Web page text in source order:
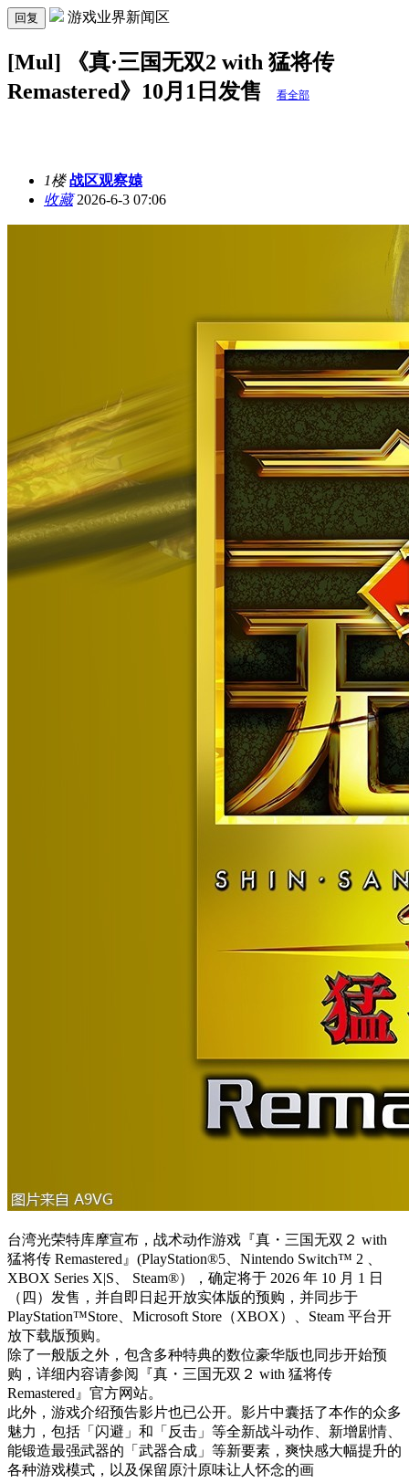
回复 游戏业界新闻区
[Mul] 《真·三国无双2 with 猛将传
Remastered》10月1日发售
看全部
1楼 战区观察媴
收藏2026-6-3 07:06
台湾光荣特库摩宣布，战术动作游戏『真・三国无双２ with
猛将传 Remastered』(PlayStation®5、Nintendo Switch™ 2 、
XBOX Series X|S、 Steam®），确定将于 2026 年 10 月 1 日
（四）发售，并自即日起开放实体版的预购，并同步于
PlayStation™Store、Microsoft Store（XBOX）、Steam 平台开
放下载版预购。
除了一般版之外，包含多种特典的数位豪华版也同步开始预
购，详细内容请参阅『真・三国无双２ with 猛将传
Remastered』官方网站。
此外，游戏介绍预告影片也已公开。影片中囊括了本作的众多
魅力，包括「闪避」和「反击」等全新战斗动作、新增剧情、
能锻造最强武器的「武器合成」等新要素，爽快感大幅提升的
各种游戏模式，以及保留原汁原味让人怀念的画